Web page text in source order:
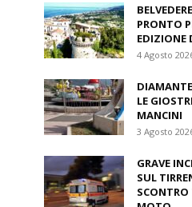
TIRRENO
118
2 Agosto
PRONTO
EDIZIONE
4 Agosto
LE
MANCINI